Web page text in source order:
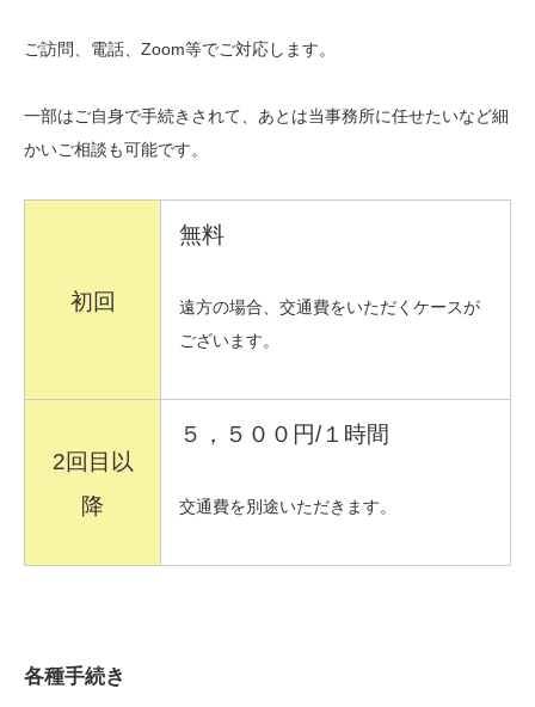
ご訪問、電話、Zoom等でご対応します。
一部はご自身で手続きされて、あとは当事務所に任せたいなど細
かいご相談も可能です。
初回
無料
遠方の場合、交通費をいただくケースが
ございます。
2回目以
降
５，５００円/１時間
交通費を別途いただきます。
各種手続き